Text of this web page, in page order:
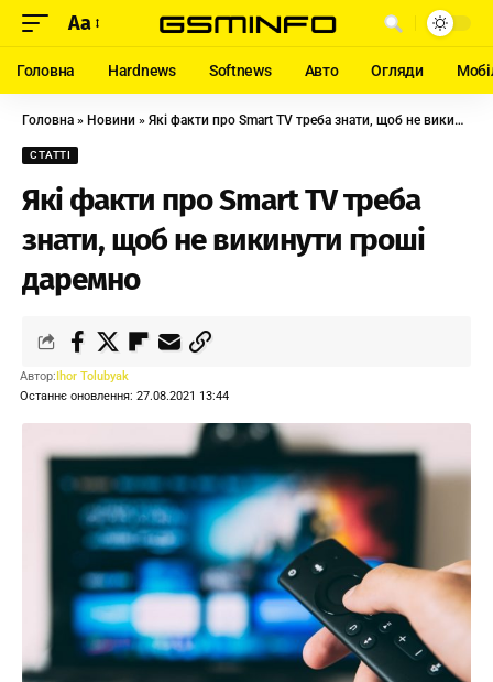
Aa
Головна Hardnews Softnews Авто Огляди
Головна » Новини » Які факти про Smart TV треба знати, щоб не викинути гроші даремно
СТАТТІ
Які факти про Smart TV треба
знати, щоб не викинути гроші
даремно
Останнє оновлення: 27.08.2021 13:44
Автор:Ihor Tolubyak